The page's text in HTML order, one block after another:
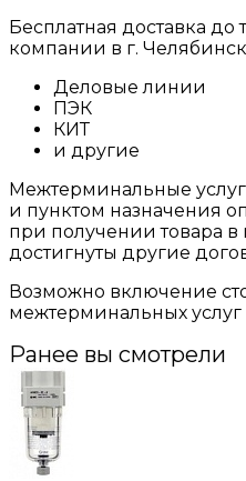
Бесплатная доставка
компании в г.
Деловые линии
ПЭК
КИТ
и другие
Межтерминальные
и пунктом назначения
при получении товара в
достигнуты другие
Возможно включение
межтерминальных услуг
Ранее вы смотрели